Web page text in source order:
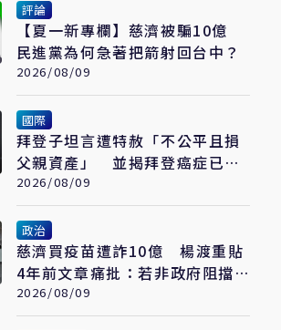
評論
【夏一新專欄】慈濟被騙10億
民進黨為何急著把箭射回台中？
2026/08/09
國際
拜登子坦言遭特赦「不公平且損
父親資產」 並揭拜登癌症已擴
散至骨骼
2026/08/09
政治
慈濟買疫苗遭詐10億 楊渡重貼
4年前文章痛批：若非政府阻擋
會這樣嗎？
2026/08/09